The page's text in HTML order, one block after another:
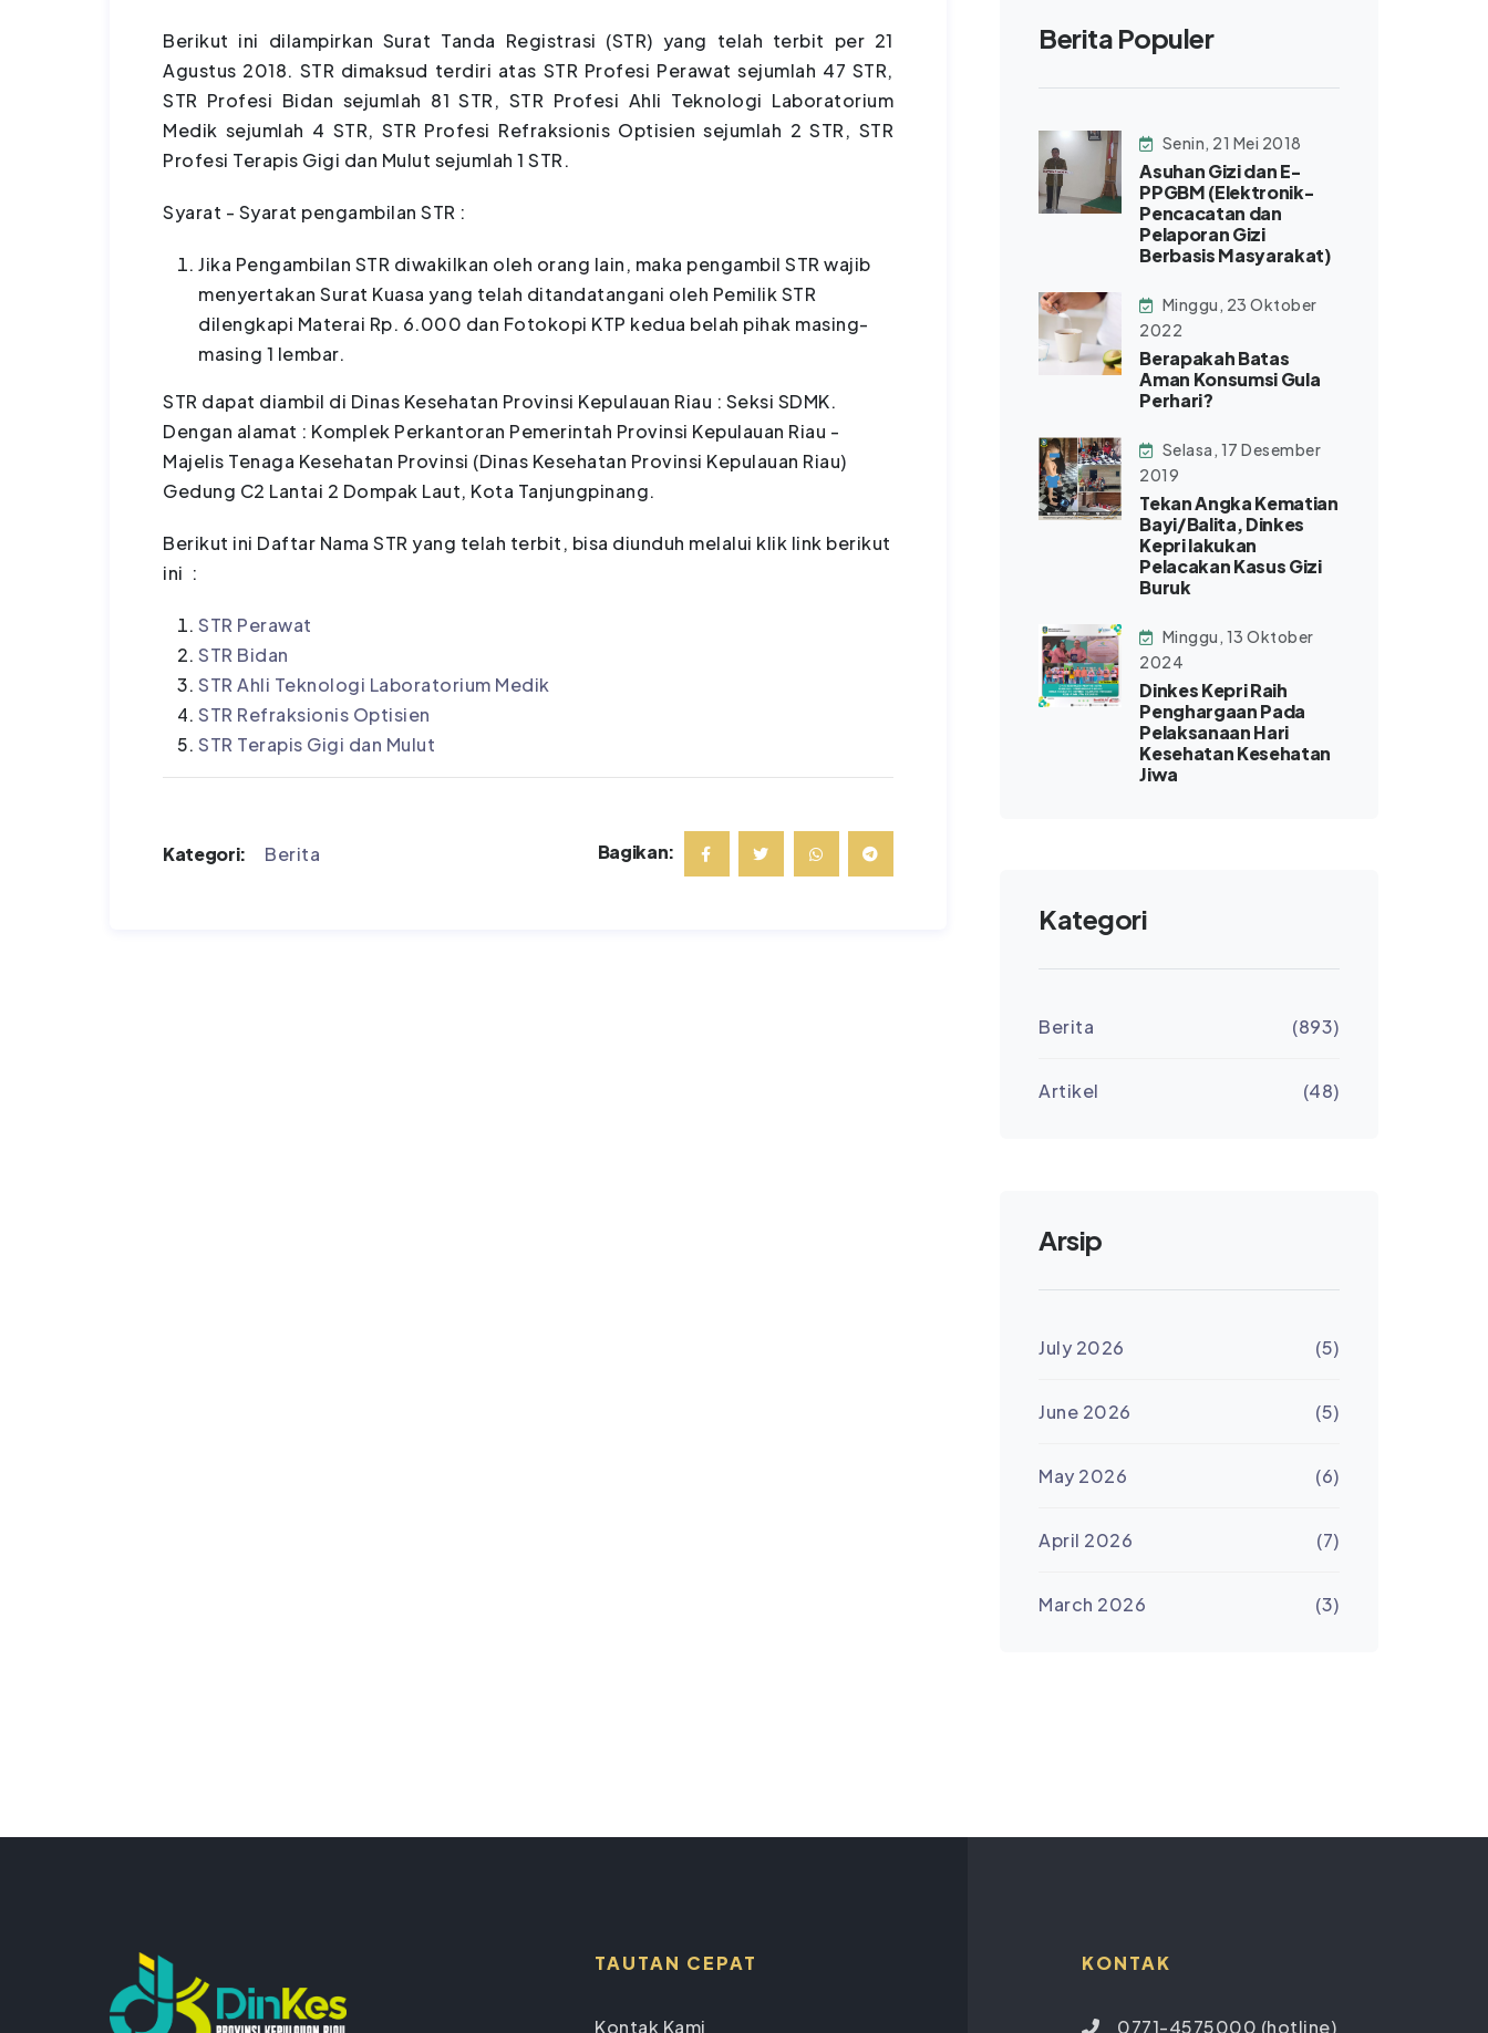
Berikut ini dilampirkan Surat Tanda Registrasi (STR) yang telah terbit per 21
Agustus 2018. STR dimaksud terdiri atas STR Profesi Perawat sejumlah 47 STR,
STR Profesi Bidan sejumlah 81 STR, STR Profesi Ahli Teknologi Laboratorium
Medik sejumlah 4 STR, STR Profesi Refraksionis Optisien sejumlah 2 STR, STR
Profesi Terapis Gigi dan Mulut sejumlah 1 STR.
Syarat - Syarat pengambilan STR :
Jika Pengambilan STR diwakilkan oleh orang lain, maka pengambil STR wajib
menyertakan Surat Kuasa yang telah ditandatangani oleh Pemilik STR
dilengkapi Materai Rp. 6.000 dan Fotokopi KTP kedua belah pihak masing-
masing 1 lembar.
STR dapat diambil di Dinas Kesehatan Provinsi Kepulauan Riau : Seksi SDMK.
Dengan alamat : Komplek Perkantoran Pemerintah Provinsi Kepulauan Riau -
Majelis Tenaga Kesehatan Provinsi (Dinas Kesehatan Provinsi Kepulauan Riau)
Gedung C2 Lantai 2 Dompak Laut, Kota Tanjungpinang.
Berikut ini Daftar Nama STR yang telah terbit, bisa diunduh melalui klik link berikut
ini :
STR Perawat
STR Bidan
STR Ahli Teknologi Laboratorium Medik
STR Refraksionis Optisien
STR Terapis Gigi dan Mulut
Kategori: Berita Bagikan:
Berita Populer
Senin, 21 Mei 2018
Asuhan Gizi dan E-
PPGBM (Elektronik-
Pencacatan dan
Pelaporan Gizi
Berbasis Masyarakat)
Minggu, 23 Oktober
2022
Berapakah Batas
Aman Konsumsi Gula
Perhari?
Selasa, 17 Desember
2019
Tekan Angka Kematian
Bayi/Balita, Dinkes
Kepri lakukan
Pelacakan Kasus Gizi
Buruk
Minggu, 13 Oktober
2024
Dinkes Kepri Raih
Penghargaan Pada
Pelaksanaan Hari
Kesehatan Kesehatan
Jiwa
Kategori
Berita (893)
Artikel (48)
Arsip
July 2026 (5)
June 2026 (5)
May 2026 (6)
April 2026 (7)
March 2026 (3)
TAUTAN CEPAT
Kontak Kami
KONTAK
0771-4575000 (hotline)